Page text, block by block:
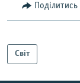
Поділитись
Світ